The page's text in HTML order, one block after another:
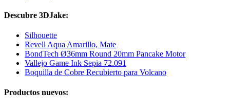
Descubre 3DJake:
Silhouette
Revell Aqua Amarillo, Mate
BondTech Ø36mm Round 20mm Pancake Motor
Vallejo Game Ink Sepia 72.091
Boquilla de Cobre Recubierto para Volcano
Productos nuevos: